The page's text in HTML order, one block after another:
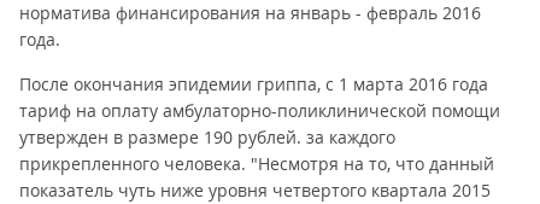
норматива финансирования на январь - февраль 2016
года.
После окончания эпидемии гриппа, с 1 марта 2016 года
тариф на оплату амбулаторно-поликлинической помощи
утвержден в размере 190 рублей. за каждого
прикрепленного человека. "Несмотря на то, что данный
показатель чуть ниже уровня четвертого квартала 2015